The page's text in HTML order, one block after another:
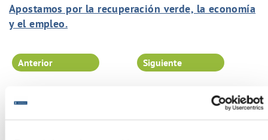
Apostamos por la recuperación verde, la economía
y el empleo.
Página 66 de 102
Anterior Siguiente